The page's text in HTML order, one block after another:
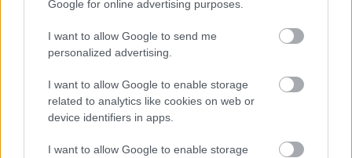
Google for online advertising purposes.
I want to allow Google to send me
personalized advertising.
I want to allow Google to enable storage
related to analytics like cookies on web or
device identifiers in apps.
I want to allow Google to enable storage
amelynél rizikós, hogy ki is lesz végső magyar hang,
de miután itt is a külföldi casting döntött, talán van
esély a folytatásra.
Beckett (Woody Harrelson) - Rátóti Zoltán